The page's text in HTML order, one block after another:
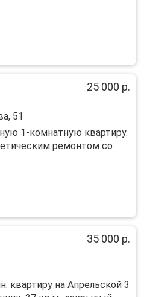
25 000 р.
51
1-комнатную квартиру.
ремонтом со
35 000 р.
квартиру на Апрельской 3